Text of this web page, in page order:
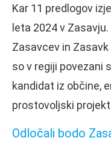
Kar 11 predlogov
leta 2024 v
Zasavcev in
so v regiji povezani
kandidat iz občine,
prostovoljski
Odločali bodo